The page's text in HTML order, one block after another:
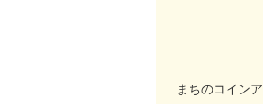
まちのコイン